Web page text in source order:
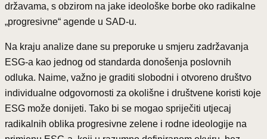
državama, s obzirom na jake ideološke borbe oko radikalne
„progresivne“ agende u SAD-u.
Na kraju analize dane su preporuke u smjeru zadržavanja
ESG-a kao jednog od standarda donošenja poslovnih
odluka. Naime, važno je graditi slobodni i otvoreno društvo
individualne odgovornosti za okolišne i društvene koristi koje
ESG može donijeti. Tako bi se mogao spriječiti utjecaj
radikalnih oblika progresivne zelene i rodne ideologije na